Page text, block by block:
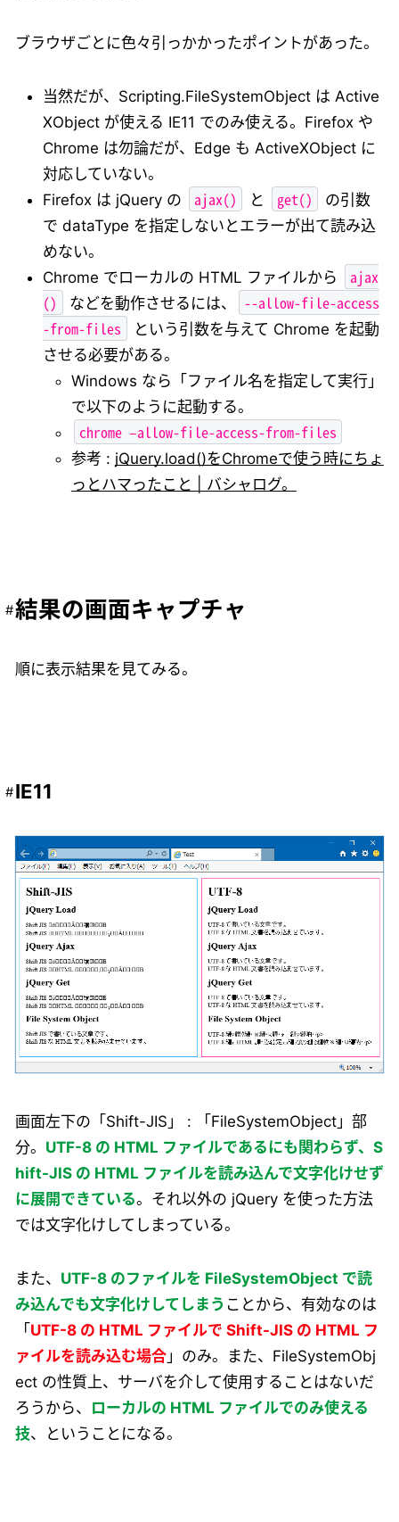
ブラウザごとに色々引っかかったポイントがあった。
当然だが、Scripting.FileSystemObject は Active
XObject が使える IE11 でのみ使える。Firefox や
Chrome は勿論だが、Edge も ActiveXObject に
対応していない。
Firefox は jQuery の
ajax() と get()
の引数
で dataType を指定しないとエラーが出て読み込
めない。
Chrome でローカルの HTML ファイルから
ajax
()
などを動作させるには、
--allow-file-access
-from-files
という引数を与えて Chrome を起動
させる必要がある。
Windows なら「ファイル名を指定して実行」
で以下のように起動する。
chrome –allow-file-access-from-files
参考 : jQuery.load()をChromeで使う時にちょ
っとハマったこと | バシャログ。
結果の画面キャプチャ
順に表示結果を見てみる。
IE11
画面左下の「Shift-JIS」 : 「FileSystemObject」部
分。 UTF-8 の HTML ファイルであるにも関わらず、S
hift-JIS の HTML ファイルを読み込んで文字化けせず
に展開できている。それ以外の jQuery を使った方法
では文字化けしてしまっている。
また、 UTF-8 のファイルを FileSystemObject で読
み込んでも文字化けしてしまう ことから、有効なのは
「 UTF-8 の HTML ファイルで Shift-JIS の HTML フ
ァイルを読み込む場合 」のみ。また、FileSystemObj
ect の性質上、サーバを介して使用することはないだ
ろうから、 ローカルの HTML ファイルでのみ使える
技、ということになる。